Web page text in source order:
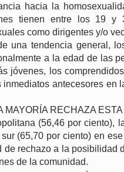
hacia la
tienen entre los 19 y
como dirigentes y/o
una tendencia general,
a la edad de las
jóvenes, los
antecesores en
RECHAZA
(56,46 por ciento),
(65,70 por ciento) en
rechazo a la posibilidad
de la comunidad.